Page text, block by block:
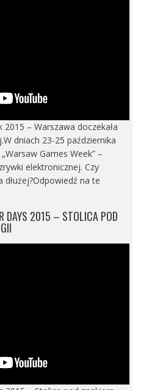
– Warszawa doczekała
dniach 23-25 października
Games Week” –
elektronicznej. Czy
na te
DAYS 2015 – STOLICA POD